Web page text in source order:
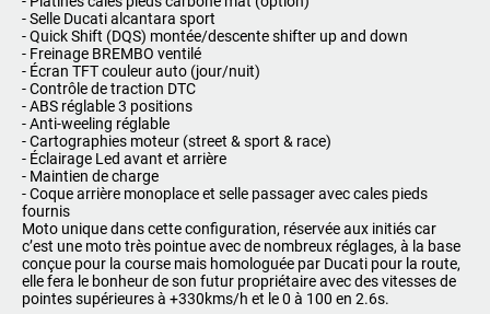
- Selle Ducati alcantara sport
- Quick Shift (DQS) montée/descente shifter up and down
- Freinage BREMBO ventilé
- Écran TFT couleur auto (jour/nuit)
- Contrôle de traction DTC
- ABS réglable 3 positions
- Anti-weeling réglable
- Cartographies moteur (street & sport & race)
- Éclairage Led avant et arrière
- Maintien de charge
- Coque arrière monoplace et selle passager avec cales pieds
fournis
Moto unique dans cette configuration, réservée aux initiés car
c’est une moto très pointue avec de nombreux réglages, à la base
conçue pour la course mais homologuée par Ducati pour la route,
elle fera le bonheur de son futur propriétaire avec des vitesses de
pointes supérieures à +330kms/h et le 0 à 100 en 2.6s.